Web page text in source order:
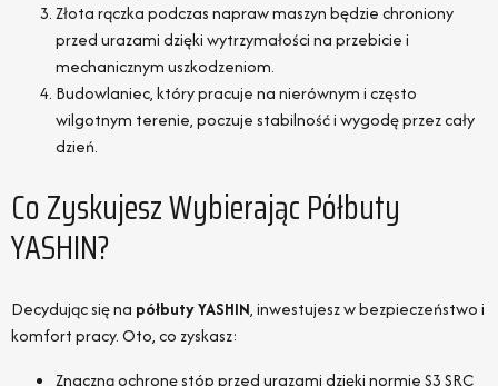
Złota rączka podczas napraw maszyn będzie chroniony
przed urazami dzięki wytrzymałości na przebicie i
mechanicznym uszkodzeniom.
Budowlaniec, który pracuje na nierównym i często
wilgotnym terenie, poczuje stabilność i wygodę przez cały
dzień.
Co Zyskujesz Wybierając Półbuty
YASHIN?
Decydując się na półbuty YASHIN, inwestujesz w bezpieczeństwo i
komfort pracy. Oto, co zyskasz:
Znaczną ochronę stóp przed urazami dzięki normie S3 SRC